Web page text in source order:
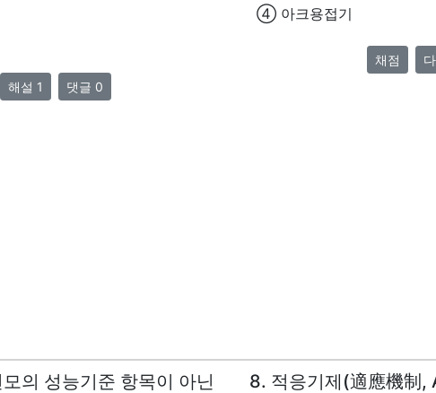
해설 1 댓글 0
④ 아크용접기
채점
의 성능기준 항목이 아닌
8. 적응기제(適應機制